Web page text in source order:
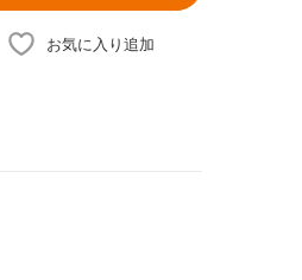
お気に入り追加